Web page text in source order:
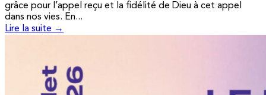
grâce pour l’appel reçu et la fidélité de Dieu à cet appel
dans nos vies. En...
Lire la suite →